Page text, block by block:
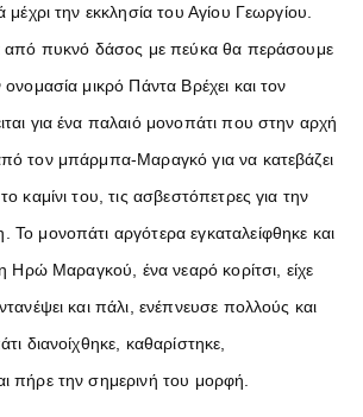
μέχρι την εκκλησία του Αγίου Γεωργίου.
από πυκνό δάσος με πεύκα θα περάσουμε
μικρό Πάντα Βρέχει και τον
για ένα παλαιό μονοπάτι που στην αρχή
τον μπάρμπα-Μαραγκό για να κατεβάζει
καμίνι του, τις ασβεστόπετρες για την
μονοπάτι αργότερα εγκαταλείφθηκε και
Ηρώ Μαραγκού, ένα νεαρό κορίτσι, είχε
και πάλι, ενέπνευσε πολλούς και
διανοίχθηκε, καθαρίστηκε,
πήρε την σημερινή του μορφή.